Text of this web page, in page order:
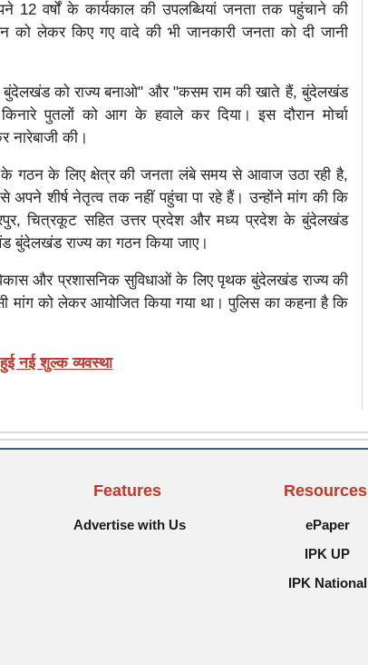
12 वर्षों के कार्यकाल की उपलब्धियां जनता तक पहुंचाने की
को लेकर किए गए वादे की भी जानकारी जनता को दी जानी
बुंदेलखंड को राज्य बनाओ" और "कसम राम की खाते हैं, बुंदेलखंड
पुतलों को आग के हवाले कर दिया। इस दौरान मोर्चा
की।
गठन के लिए क्षेत्र की जनता लंबे समय से आवाज उठा रही है,
अपने शीर्ष नेतृत्व तक नहीं पहुंचा पा रहे हैं। उन्होंने मांग की कि
चित्रकूट सहित उत्तर प्रदेश और मध्य प्रदेश के बुंदेलखंड
बुंदेलखंड राज्य का गठन किया जाए।
और प्रशासनिक सुविधाओं के लिए पृथक बुंदेलखंड राज्य की
मांग को लेकर आयोजित किया गया था। पुलिस का कहना है कि
नई शुल्क व्यवस्था
Features
Advertise with Us
Resources
ePaper
IPK UP
IPK National